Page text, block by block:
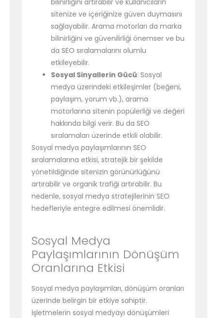
bilinirliğini artırabilir ve kullanıcıların
sitenize ve içeriğinize güven duymasını
sağlayabilir. Arama motorları da marka
bilinirliğini ve güvenilirliği önemser ve bu
da SEO sıralamalarını olumlu
etkileyebilir.
Sosyal Sinyallerin Gücü: Sosyal
medya üzerindeki etkileşimler (beğeni,
paylaşım, yorum vb.), arama
motorlarına sitenin popülerliği ve değeri
hakkında bilgi verir. Bu da SEO
sıralamaları üzerinde etkili olabilir.
Sosyal medya paylaşımlarının SEO
sıralamalarına etkisi, stratejik bir şekilde
yönetildiğinde sitenizin görünürlüğünü
artırabilir ve organik trafiği artırabilir. Bu
nedenle, sosyal medya stratejilerinin SEO
hedefleriyle entegre edilmesi önemlidir.
Sosyal Medya
Paylaşımlarının Dönüşüm
Oranlarına Etkisi
Sosyal medya paylaşımları, dönüşüm oranları
üzerinde belirgin bir etkiye sahiptir.
İşletmelerin sosyal medyayı dönüşümleri